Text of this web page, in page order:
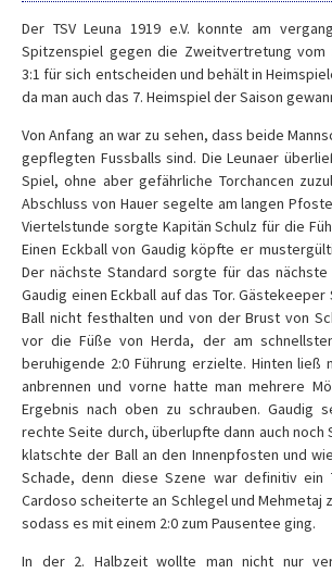
Der TSV Leuna 1919 e.V. konnte am
Spitzenspiel gegen die Zweitvertretung vom
3:1 für sich entscheiden und behält in
da man auch das 7. Heimspiel der Saison
Von Anfang an war zu sehen, dass beide
gepflegten Fussballs sind. Die Leunaer
Spiel, ohne aber gefährliche Torchancen
Abschluss von Hauer segelte am langen
Viertelstunde sorgte Kapitän Schulz für die
Einen Eckball von Gaudig köpfte er
Der nächste Standard sorgte für das nächste
Gaudig einen Eckball auf das Tor.
Ball nicht festhalten und von der Brust von
vor die Füße von Herda, der am
beruhigende 2:0 Führung erzielte. Hinten ließ
anbrennen und vorne hatte man mehrere
Ergebnis nach oben zu schrauben. Gaudig
rechte Seite durch, überlupfte dann auch noch
klatschte der Ball an den Innenpfosten und
Schade, denn diese Szene war definitiv ein
Cardoso scheiterte an Schlegel und Mehmetaj
sodass es mit einem 2:0 zum Pausentee ging.
In der 2. Halbzeit wollte man nicht nur